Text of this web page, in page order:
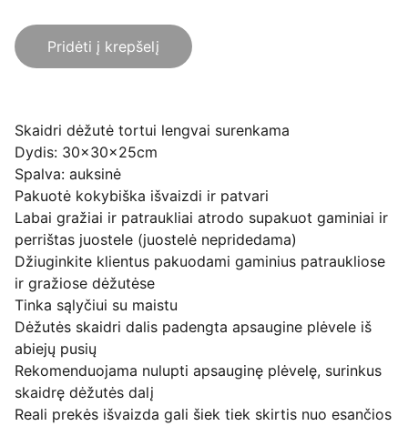
Pridėti į krepšelį
Skaidri dėžutė tortui lengvai surenkama
Dydis: 30x30x25cm
Spalva: auksinė
Pakuotė kokybiška išvaizdi ir patvari
Labai gražiai ir patraukliai atrodo supakuot gaminiai ir
perrištas juostele (juostelė nepridedama)
Džiuginkite klientus pakuodami gaminius patraukliose
ir gražiose dėžutėse
Tinka sąlyčiui su maistu
Dėžutės skaidri dalis padengta apsaugine plėvele iš
abiejų pusių
Rekomenduojama nulupti apsauginę plėvelę, surinkus
skaidrę dėžutės dalį
Reali prekės išvaizda gali šiek tiek skirtis nuo esančios